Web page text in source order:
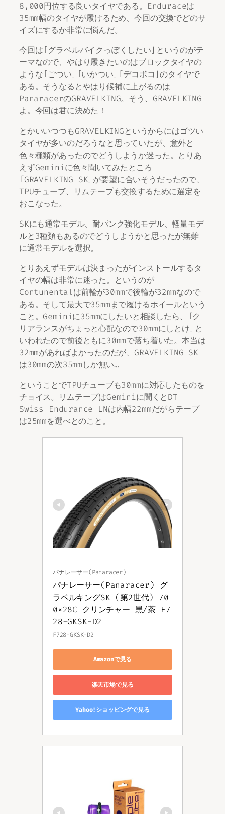
8,000円位する良いタイヤである。Enduraceは
35mm幅のタイヤが履けるため、今回の交換でどのサ
イズにするか非常に悩んだ。
今回は「グラベルバイクっぽくしたい」というのがテ
ーマなので、やはり履きたいのはブロックタイヤの
ような「ごつい」「いかつい」「デコボコ」のタイヤで
ある。そうなるとやはり候補に上がるのは
PanaracerのGRAVELKING。そう、GRAVELKING
よ。今回は君に決めた！
とかいいつつもGRAVELKINGというからにはゴツい
タイヤが多いのだろうなと思っていたが、意外と
色々種類があったのでどうしようか迷った。とりあ
えずGeminiに色々聞いてみたところ
「GRAVELKING SK」が要望に合いそうだったので、
TPUチューブ、リムテープも交換するために選定を
おこなった。
SKにも通常モデル、耐パンク強化モデル、軽量モデ
ルと3種類もあるのでどうしようかと思ったが無難
に通常モデルを選択。
とりあえずモデルは決まったがインストールするタ
イヤの幅は非常に迷った。というのが
Contunentalは前輪が30mmで後輪が32mmなので
ある。そして最大で35mmまで履けるホイールという
こと。Geminiに35mmにしたいと相談したら、「ク
リアランスがちょっと心配なので30mmにしとけ」と
いわれたので前後ともに30mmで落ち着いた。本当は
32mmがあればよかったのだが、GRAVELKING SK
は30mmの次35mmしか無い…
ということでTPUチューブも30mmに対応したものを
チョイス。リムテープはGeminiに聞くとDT
Swiss Endurance LNは内幅22mmだがらテープ
は25mmを選べとのこと。
パナレーサー(Panaracer)
パナレーサー(Panaracer) グ
ラベルキングSK (第2世代) 70
0×28C クリンチャー 黒/茶 F7
28-GKSK-D2
F728-GKSK-D2
Amazonで見る
楽天市場で見る
Yahoo!ショッピングで見る